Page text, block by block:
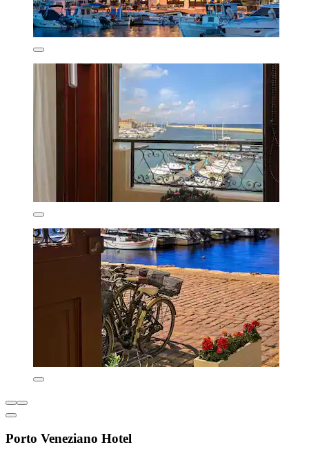
Porto Veneziano Hotel